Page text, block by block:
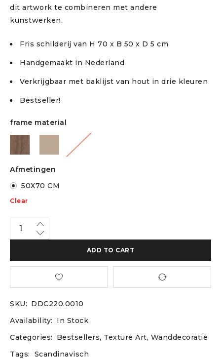
dit artwork te combineren met andere
kunstwerken.
Fris schilderij van H 70 x B 50 x D 5 cm
Handgemaakt in Nederland
Verkrijgbaar met baklijst van hout in drie kleuren
Bestseller!
frame material
Afmetingen
50X70 CM
Clear
ADD TO CART
SKU: DDC220.0010
Availability:
In Stock
Categories:
Bestsellers, Texture Art, Wanddecoratie
Tags:
Scandinavisch